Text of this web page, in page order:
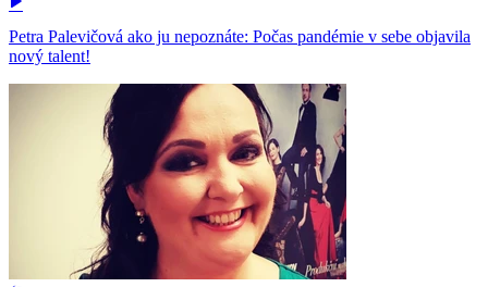
Petra Palevičová ako ju nepoznáte: Počas pandémie v sebe objavila
nový talent!